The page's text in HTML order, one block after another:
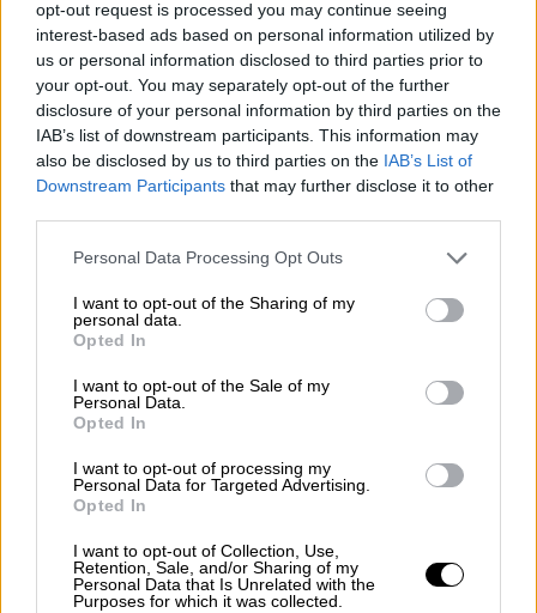
opt-out request is processed you may continue seeing
interest-based ads based on personal information utilized by
us or personal information disclosed to third parties prior to
your opt-out. You may separately opt-out of the further
disclosure of your personal information by third parties on the
IAB’s list of downstream participants. This information may
also be disclosed by us to third parties on the IAB’s List of
Downstream Participants that may further disclose it to other
Please note that this website/app uses one or more Google
not limited to your visit or usage behaviour. You may click to
grant or deny consent to Google and its third-party tags to
use your data for below specified purposes in below Google
consent section.
Personal Data Processing Opt Outs
I want to opt-out of the Sharing of my
personal data.
Opted In
I want to opt-out of the Sale of my
Personal Data.
Opted In
I want to opt-out of processing my
Personal Data for Targeted Advertising.
Opted In
I want to opt-out of Collection, Use,
Retention, Sale, and/or Sharing of my
Personal Data that Is Unrelated with the
Purposes for which it was collected.
Πολιτική|21.08.2022 12:18
Συγχαρητήρια Μητσοτάκη σε Τζένγκο:
«Σε ευχαριστούμε μας γεμίζεις
περηφάνια»
Με ανάρτηση του ευχαρίστησε τη «χρύση»
αθλήτρια